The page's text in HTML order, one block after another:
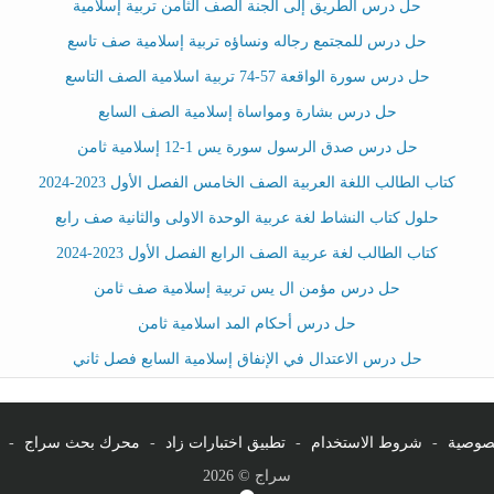
حل درس الطريق إلى الجنة الصف الثامن تربية إسلامية
حل درس للمجتمع رجاله ونساؤه تربية إسلامية صف تاسع
حل درس سورة الواقعة 57-74 تربية اسلامية الصف التاسع
حل درس بشارة ومواساة إسلامية الصف السابع
حل درس صدق الرسول سورة يس 1-12 إسلامية ثامن
كتاب الطالب اللغة العربية الصف الخامس الفصل الأول 2023-2024
حلول كتاب النشاط لغة عربية الوحدة الاولى والثانية صف رابع
كتاب الطالب لغة عربية الصف الرابع الفصل الأول 2023-2024
حل درس مؤمن ال يس تربية إسلامية صف ثامن
حل درس أحكام المد اسلامية ثامن
حل درس الاعتدال في الإنفاق إسلامية السابع فصل ثاني
- شروط الاستخدام - تطبيق اختبارات زاد - محرك بحث سراج -
سراج © 2026